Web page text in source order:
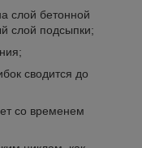
слой бетонной
слой подсыпки;
сводится до
со временем